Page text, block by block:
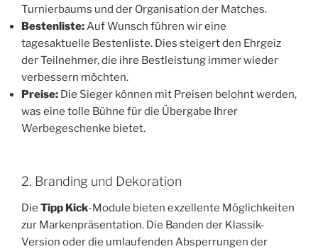
Turnierbaums und der Organisation der Matches.
Bestenliste:Auf Wunsch führen wir eine
tagesaktuelle Bestenliste. Dies steigert den Ehrgeiz
der Teilnehmer, die ihre Bestleistung immer wieder
verbessern möchten.
Preise: Die Sieger können mit Preisen belohnt werden,
was eine tolle Bühne für die Übergabe Ihrer
Werbegeschenke bietet.
2. Branding und Dekoration
Die Tipp Kick-Module bieten exzellente Möglichkeiten
zur Markenpräsentation. Die Banden der Klassik-
Version oder die umlaufenden Absperrungen der